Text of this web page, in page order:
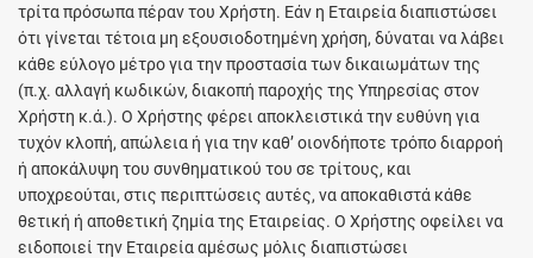
τρίτα πρόσωπα πέραν του Χρήστη. Εάν η Εταιρεία διαπιστώσει
ότι γίνεται τέτοια μη εξουσιοδοτημένη χρήση, δύναται να λάβει
κάθε εύλογο μέτρο για την προστασία των δικαιωμάτων της
(π.χ. αλλαγή κωδικών, διακοπή παροχής της Υπηρεσίας στον
Χρήστη κ.ά.). Ο Χρήστης φέρει αποκλειστικά την ευθύνη για
τυχόν κλοπή, απώλεια ή για την καθ’ οιονδήποτε τρόπο διαρροή
ή αποκάλυψη του συνθηματικού του σε τρίτους, και
υποχρεούται, στις περιπτώσεις αυτές, να αποκαθιστά κάθε
θετική ή αποθετική ζημία της Εταιρείας. Ο Χρήστης οφείλει να
ειδοποιεί την Εταιρεία αμέσως μόλις διαπιστώσει